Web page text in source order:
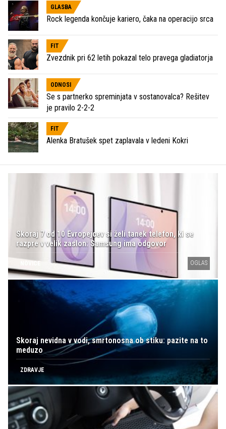
GLASBA
Rock legenda končuje kariero, čaka na operacijo srca
FIT
Zvezdnik pri 62 letih pokazal telo pravega gladiatorja
ODNOSI
Se s partnerko spreminjata v sostanovalca? Rešitev
je pravilo 2-2-2
FIT
Alenka Bratušek spet zaplavala v ledeni Kokri
Skoraj 7 od 10 Evropejcev si želi tanek telefon, ki se
razpre v velik zaslon: Samsung ima odgovor
NOVICE OGLAS
Skoraj nevidna v vodi, smrtonosna ob stiku: pazite na to
meduzo
ZDRAVJE